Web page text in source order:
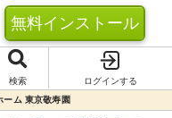
無料インストール
検索
ログインする
ーム 東京敬寿園